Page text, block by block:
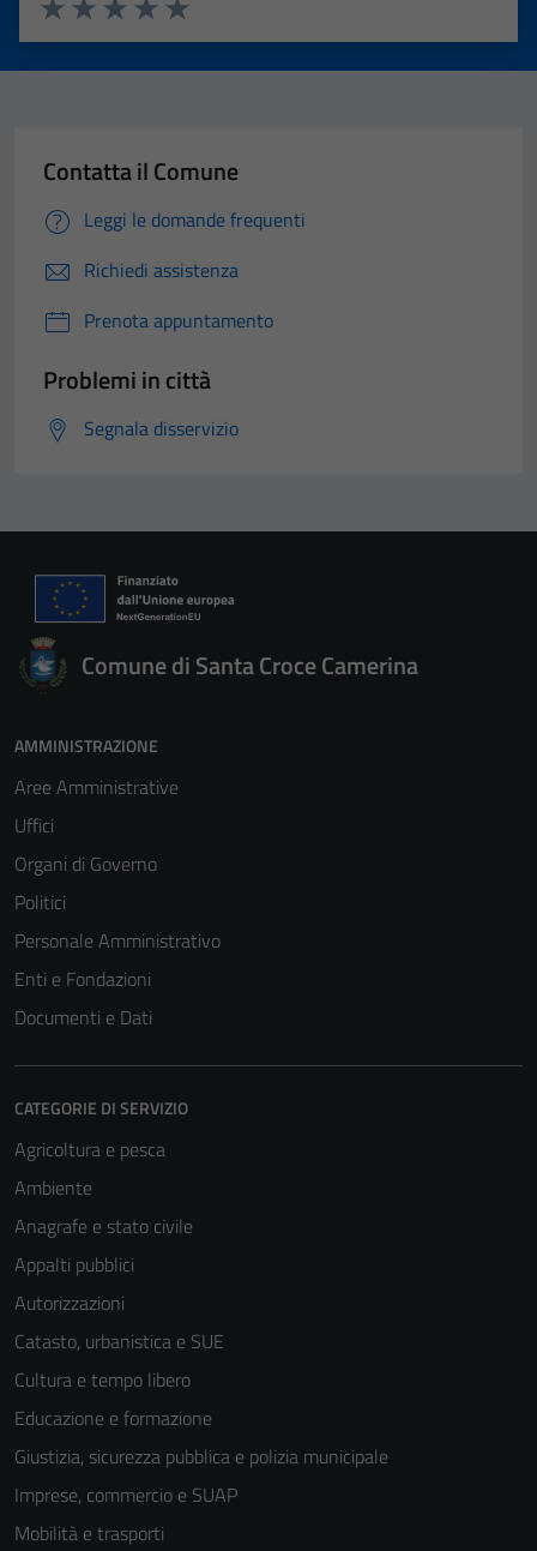
Valuta 5 stelle su 5
Valuta 4 stelle su 5
Valuta 3 stelle su 5
Valuta 2 stelle su 5
Valuta 1 stelle su 5
Contatta il Comune
Leggi le domande frequenti
Richiedi assistenza
Prenota appuntamento
Problemi in città
Segnala disservizio
Comune di Santa Croce Camerina
AMMINISTRAZIONE
Aree Amministrative
Uffici
Organi di Governo
Politici
Personale Amministrativo
Enti e Fondazioni
Documenti e Dati
CATEGORIE DI SERVIZIO
Agricoltura e pesca
Ambiente
Anagrafe e stato civile
Appalti pubblici
Autorizzazioni
Catasto, urbanistica e SUE
Cultura e tempo libero
Educazione e formazione
Giustizia, sicurezza pubblica e polizia municipale
Imprese, commercio e SUAP
Mobilità e trasporti